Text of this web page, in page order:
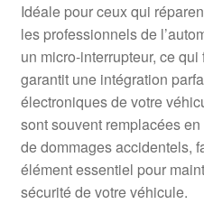
Idéale pour ceux qui
les professionnels de
un micro-interrupteur, ce
garantit une intégration
électroniques de votre
sont souvent remplacées
de dommages accidentels,
élément essentiel pour
sécurité de votre véhicule.